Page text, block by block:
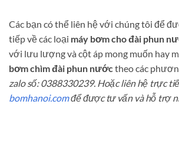
Các bạn có thể liên hệ với chúng tôi để
tiếp về các loại máy bơm cho đài phun
với lưu lượng và cột áp mong muốn hay
bơm chìm đài phun nước theo các
zalo số: 0388330239. Hoặc liên hệ trực
bomhanoi.comđể được tư vấn và hỗ trợ